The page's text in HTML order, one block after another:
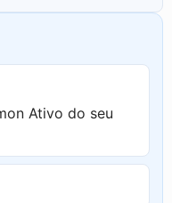
Ativo do seu